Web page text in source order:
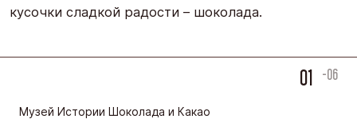
кусочки сладкой радости – шоколада.
01 -06
Музей Истории Шоколада и Какао